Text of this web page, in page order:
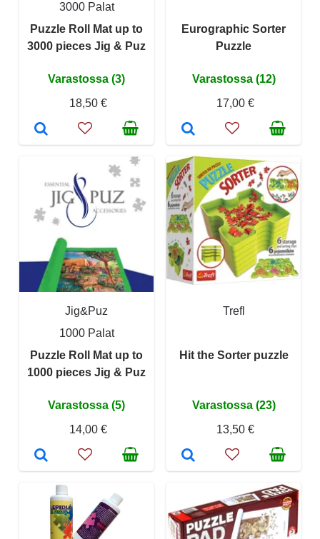
3000 Palat
Puzzle Roll Mat up to
3000 pieces Jig & Puz
Varastossa (3)
18,50 €
Eurographic Sorter
Puzzle
Varastossa (12)
17,00 €
Jig&Puz
1000 Palat
Puzzle Roll Mat up to
1000 pieces Jig & Puz
Varastossa (5)
14,00 €
Trefl
Hit the Sorter puzzle
Varastossa (23)
13,50 €